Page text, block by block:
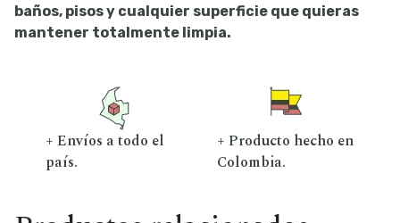
baños, pisos y cualquier superficie que quieras
mantener totalmente limpia.
+ Envíos a todo el
país.
+ Producto hecho en
Colombia.